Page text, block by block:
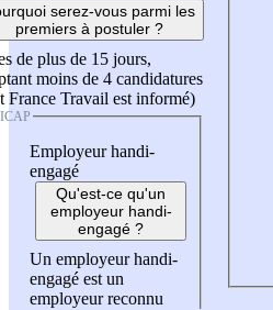
serez-vous parmi les
premiers à postuler ?
de plus de 15 jours,
moins de 4 candidatures
France Travail est informé)
Employeur handi-
engagé
Qu'est-ce qu'un
employeur handi-
engagé ?
Un employeur handi-
engagé est un
employeur reconnu